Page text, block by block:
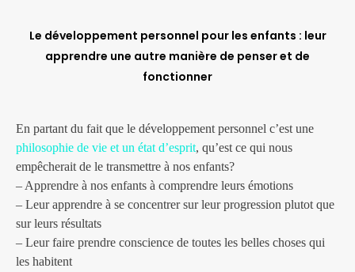
Le développement personnel pour les enfants : leur
apprendre une autre manière de penser et de
fonctionner
En partant du fait que le développement personnel c’est une
philosophie de vie et un état d’esprit, qu’est ce qui nous
empêcherait de le transmettre à nos enfants?
– Apprendre à nos enfants à comprendre leurs émotions
– Leur apprendre à se concentrer sur leur progression plutot que
sur leurs résultats
– Leur faire prendre conscience de toutes les belles choses qui
les habitent